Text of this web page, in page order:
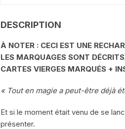
DESCRIPTION
À NOTER : CECI EST UNE
LES MARQUAGES SONT
CARTES VIERGES MARQUÉS +
« Tout en magie a peut-être déjà
Et si le moment était venu de se
présenter.